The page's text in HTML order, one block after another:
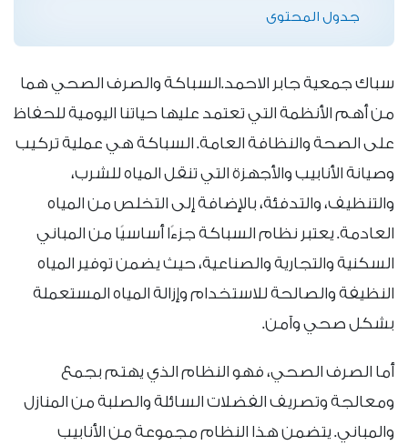
جدول المحتوى
سباك جمعية جابر الاحمد.السباكة والصرف الصحي هما
من أهم الأنظمة التي تعتمد عليها حياتنا اليومية للحفاظ
على الصحة والنظافة العامة. السباكة هي عملية تركيب
وصيانة الأنابيب والأجهزة التي تنقل المياه للشرب،
والتنظيف، والتدفئة، بالإضافة إلى التخلص من المياه
العادمة. يعتبر نظام السباكة جزءًا أساسيًا من المباني
السكنية والتجارية والصناعية، حيث يضمن توفير المياه
النظيفة والصالحة للاستخدام وإزالة المياه المستعملة
بشكل صحي وآمن.
أما الصرف الصحي، فهو النظام الذي يهتم بجمع
ومعالجة وتصريف الفضلات السائلة والصلبة من المنازل
والمباني. يتضمن هذا النظام مجموعة من الأنابيب